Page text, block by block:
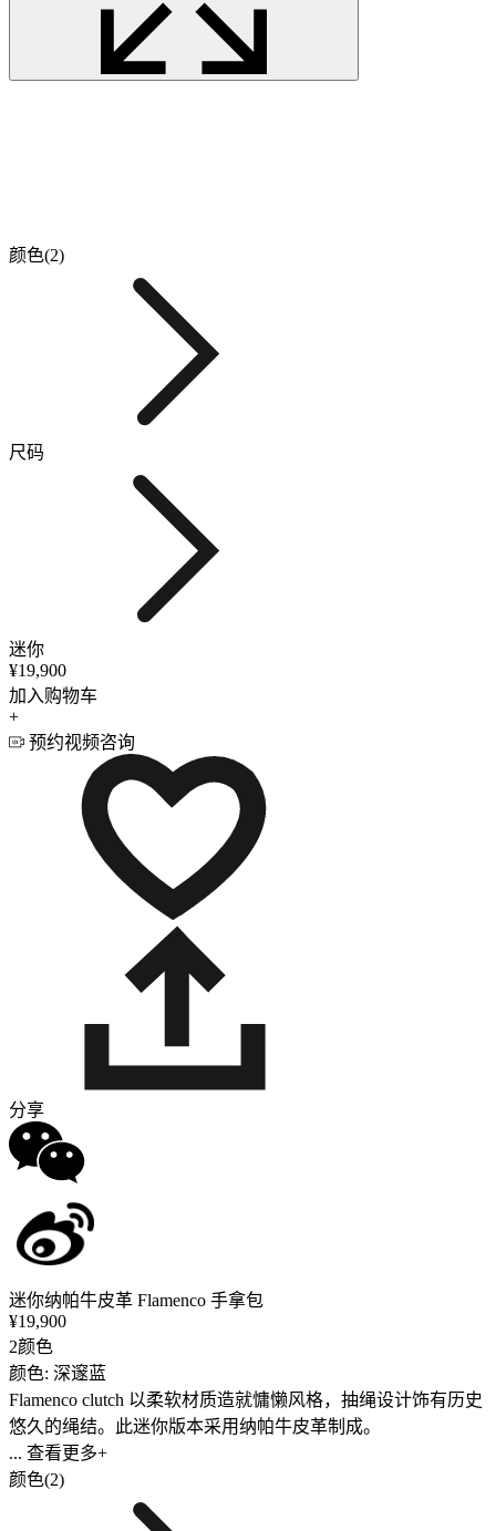
颜色(2)
尺码
迷你
¥19,900
加入购物车
+
预约视频咨询
分享
迷你纳帕牛皮革 Flamenco 手拿包
¥19,900
2颜色
颜色: 深邃蓝
Flamenco clutch 以柔软材质造就慵懒风格，抽绳设计饰有历史
悠久的绳结。此迷你版本采用纳帕牛皮革制成。
... 查看更多+
颜色(2)